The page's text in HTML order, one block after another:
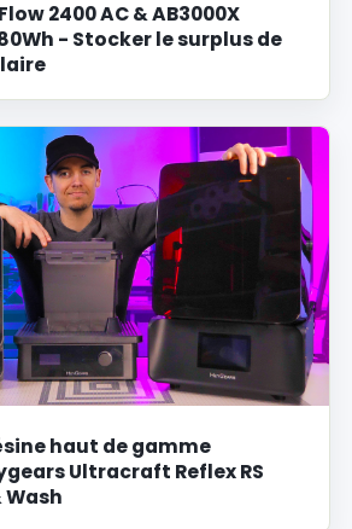
2400 AC & AB3000X
- Stocker le surplus de
haut de gamme
Ultracraft Reflex RS
Wash